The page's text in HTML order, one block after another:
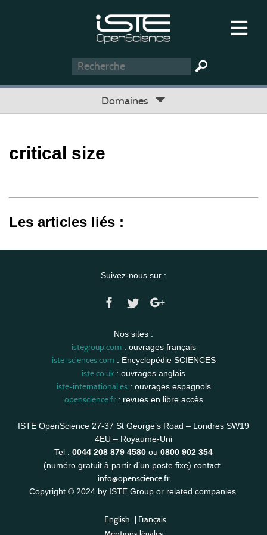
Domaines
critical size
Les articles liés :
Suivez-nous sur :
Nos sites :
istegroup.com: ouvrages français
iste-sciences.com: Encyclopédie SCIENCES
iste.co.uk : ouvrages anglais
iste-international.es: ouvrages espagnols
openscience.fr: revues en libre accès
ISTE OpenScience 27-37 St George’s Road – Londres SW19
4EU – Royaume-Uni
Tel : 0044 208 879 4580 ou 0800 902 354
(numéro gratuit à partir d’un poste fixe) contact :
info@openscience.fr
Copyright © 2024 by ISTE Group or related companies.
English | Français